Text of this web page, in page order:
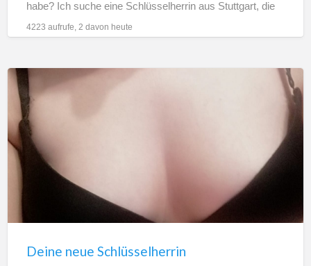
habe? Ich suche eine Schlüsselherrin aus Stuttgart, die
4223 aufrufe, 2 davon heute
Deine
neue
Schlüsselherrin
Deine neue Schlüsselherrin